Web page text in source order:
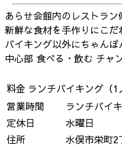
あらせ会館内のレストラ
新鮮な食材を手作りにこだ
バイキング以外にちゃんぽ
中心部 食べる・飲む チャ
料金 ランチバイキング（
営業時間
ランチバイ
定休日
水曜日
住所
水俣市栄町2